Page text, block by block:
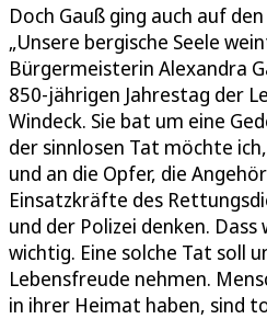
Doch Gauß ging auch auf
„Unsere bergische Seele
Bürgermeisterin Alexandra
850-jährigen Jahrestag der
Windeck. Sie bat um eine
der sinnlosen Tat möchte
und an die Opfer, die
Einsatzkräfte des
und der Polizei denken.
wichtig. Eine solche Tat soll
Lebensfreude nehmen.
in ihrer Heimat haben, sind